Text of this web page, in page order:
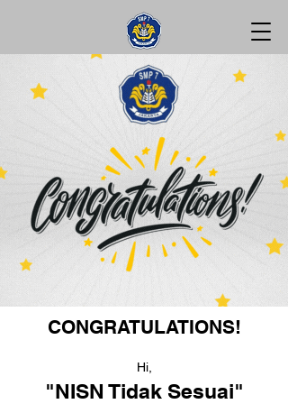
CONGRATULATIONS!
Hi,
"NISN Tidak Sesuai"